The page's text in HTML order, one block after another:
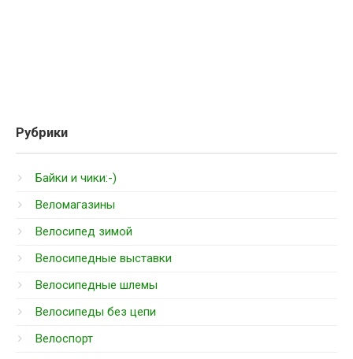
Рубрики
Байки и чики:-)
Веломагазины
Велосипед зимой
Велосипедные выставки
Велосипедные шлемы
Велосипеды без цепи
Велоспорт